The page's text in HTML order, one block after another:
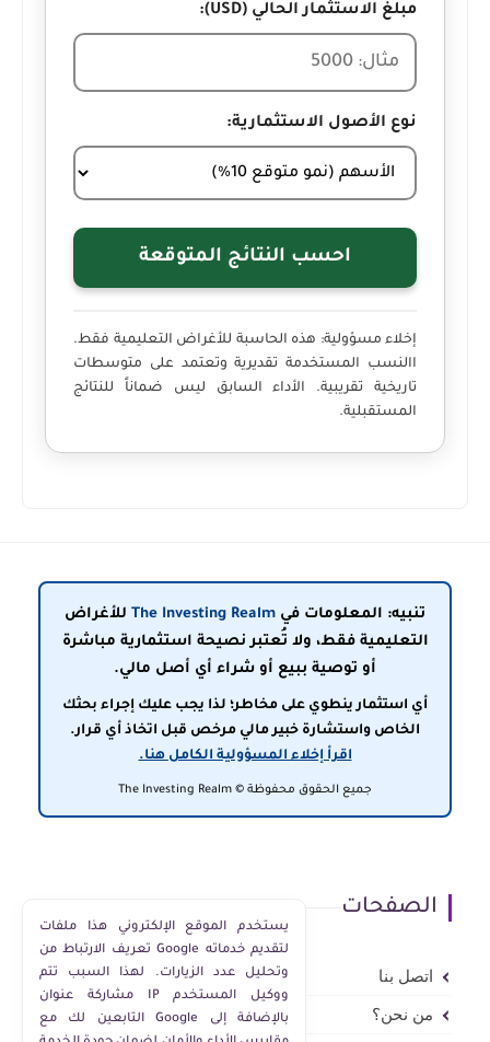
مبلغ الاستثمار الحالي (USD):
نوع الأصول الاستثمارية:
احسب النتائج المتوقعة
إخلاء مسؤولية: هذه الحاسبة للأغراض التعليمية فقط.
االنسب المستخدمة تقديرية وتعتمد على متوسطات
تاريخية تقريبية. الأداء السابق ليس ضماناً للنتائج
المستقبلية.
تنبيه: المعلومات في The Investing Realm للأغراض
التعليمية فقط، ولا تُعتبر نصيحة استثمارية مباشرة
أو توصية ببيع أو شراء أي أصل مالي.
أي استثمار ينطوي على مخاطر؛ لذا يجب عليك إجراء بحثك
الخاص واستشارة خبير مالي مرخص قبل اتخاذ أي قرار.
اقرأ إخلاء المسؤولية الكامل هنا.
جميع الحقوق محفوظة © The Investing Realm
الصفحات
اتصل بنا
من نحن؟
يستخدم الموقع الإلكتروني هذا ملفات
تعريف الارتباط من Google لتقديم خدماته
وتحليل عدد الزيارات. لهذا السبب تتم
مشاركة عنوان IP ووكيل المستخدم
التابعين لك مع Google بالإضافة إلى